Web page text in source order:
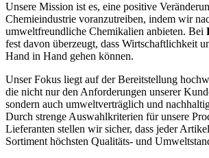
Unsere Mission ist es, eine positive
Chemieindustrie voranzutreiben, indem wir
umweltfreundliche Chemikalien anbieten. Bei
fest davon überzeugt, dass Wirtschaftlichkeit
Hand in Hand gehen können.
Unser Fokus liegt auf der Bereitstellung
die nicht nur den Anforderungen unserer
sondern auch umweltverträglich und
Durch strenge Auswahlkriterien für unsere
Lieferanten stellen wir sicher, dass jeder
Sortiment höchsten Qualitäts- und